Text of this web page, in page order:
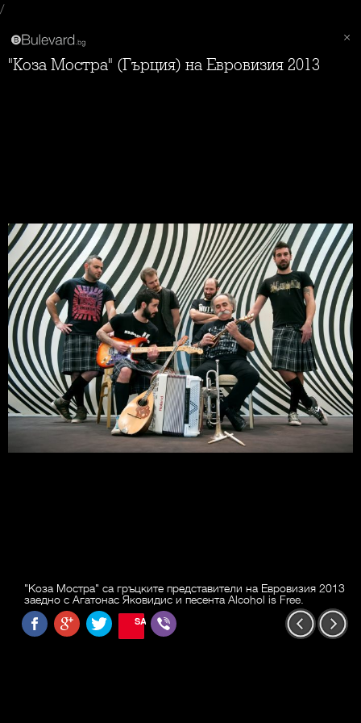
/
"Коза Мостра" (Гърция) на Евровизия 2013
"Коза Мостра" са гръцките представители на Евровизия 2013
заедно с Агатонас Яковидис и песента Alcohol is Free.
SAVE